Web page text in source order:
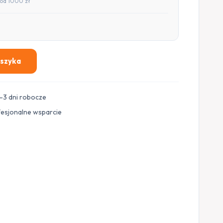
dni robocze
wsparcie